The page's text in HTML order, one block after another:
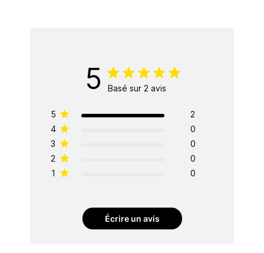
5 Basé sur 2 avis
5
2
4
0
3
0
2
0
1
0
Écrire un avis